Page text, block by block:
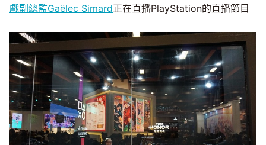
戲副總監Gaëlec Simard正在直播PlayStation的直播節目